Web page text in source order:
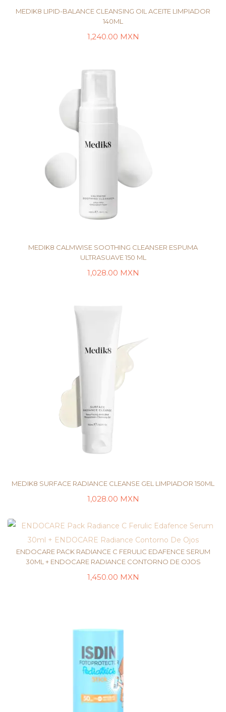
MEDIK8 LIPID-BALANCE CLEANSING OIL ACEITE LIMPIADOR
140ML
1,240.00 MXN
MEDIK8 CALMWISE SOOTHING CLEANSER ESPUMA
ULTRASUAVE 150 ML
1,028.00 MXN
MEDIK8 SURFACE RADIANCE CLEANSE GEL LIMPIADOR 150ML
1,028.00 MXN
ENDOCARE PACK RADIANCE C FERULIC EDAFENCE SERUM
30ML + ENDOCARE RADIANCE CONTORNO DE OJOS
1,450.00 MXN